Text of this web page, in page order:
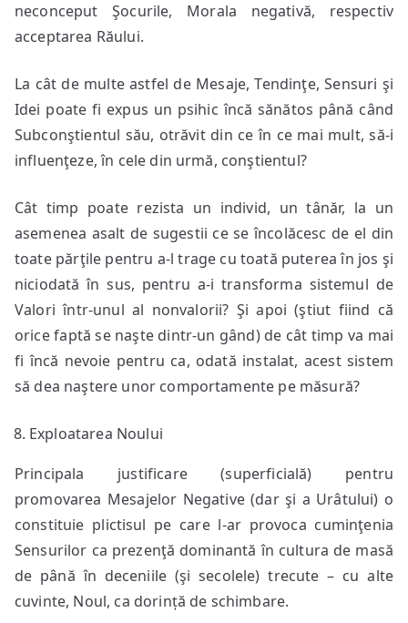
neconceput Şocurile, Morala negativă, respectiv
acceptarea Răului.
La cât de multe astfel de Mesaje, Tendinţe, Sensuri şi
Idei poate fi expus un psihic încă sănătos până când
Subconştientul său, otrăvit din ce în ce mai mult, să-i
influenţeze, în cele din urmă, conştientul?
Cât timp poate rezista un individ, un tânăr, la un
asemenea asalt de sugestii ce se încolăcesc de el din
toate părţile pentru a-l trage cu toată puterea în jos şi
niciodată în sus, pentru a-i transforma sistemul de
Valori într-unul al nonvalorii? Şi apoi (ştiut fiind că
orice faptă se naşte dintr-un gând) de cât timp va mai
fi încă nevoie pentru ca, odată instalat, acest sistem
să dea naştere unor comportamente pe măsură?
Exploatarea Noului
Principala justificare (superficială) pentru
promovarea Mesajelor Negative (dar şi a Urâtului) o
constituie plictisul pe care l-ar provoca cuminţenia
Sensurilor ca prezenţă dominantă în cultura de masă
de până în deceniile (şi secolele) trecute – cu alte
cuvinte, Noul, ca dorință de schimbare.